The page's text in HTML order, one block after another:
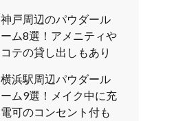
神戸周辺のパウダール
ーム8選！アメニティや
コテの貸し出しもあり
横浜駅周辺パウダール
ーム9選！メイク中に充
電可のコンセント付も